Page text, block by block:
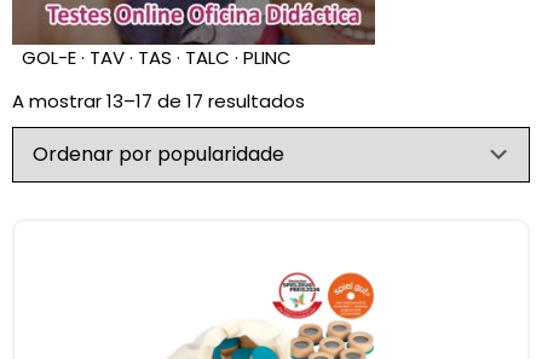
GOL-E · TAV · TAS · TALC · PLINC
A mostrar 13–17 de 17 resultados